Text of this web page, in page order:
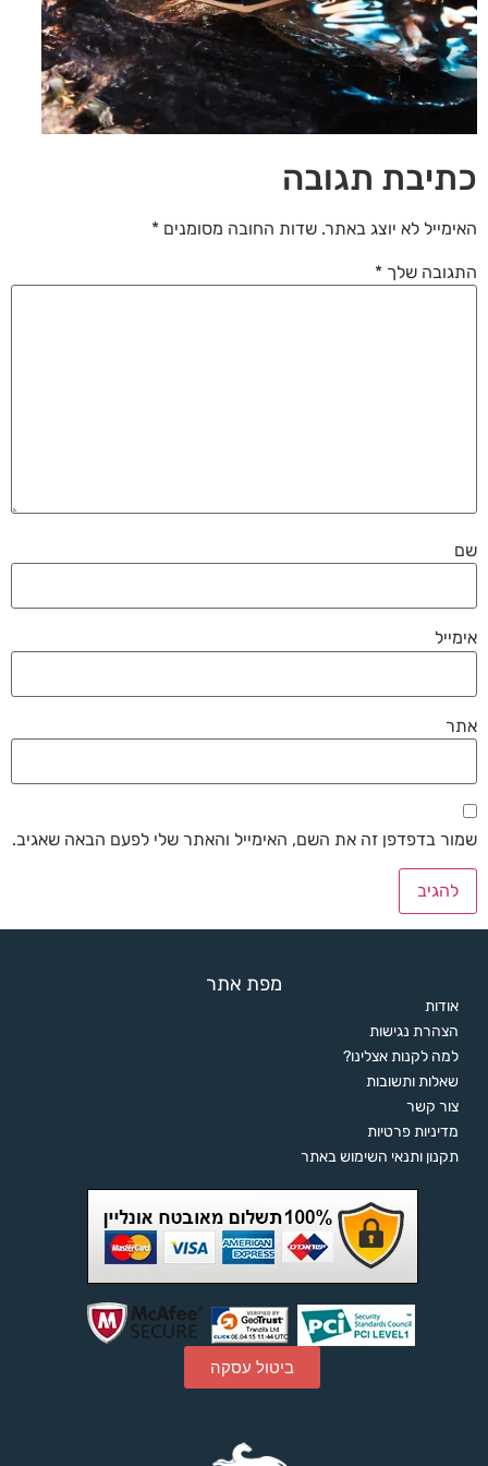
לאפס
כל
האפשרויות
cached
כתיבת תגובה
האימייל לא יוצג באתר. שדות החובה מסומנים *
התגובה שלך *
שם
אימייל
אתר
שמור בדפדפן זה את השם, האימייל והאתר שלי לפעם הבאה שאגיב.
מפת אתר
אודות
הצהרת נגישות
למה לקנות אצלינו?
שאלות ותשובות
צור קשר
מדיניות פרטיות
תקנון ותנאי השימוש באתר
ביטול עסקה